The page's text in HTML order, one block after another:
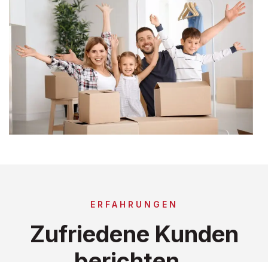
ERFAHRUNGEN
Zufriedene Kunden